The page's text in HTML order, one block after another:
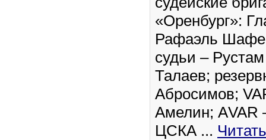
«Оренбург»:
Рафаэль
судьи –
Талаев;
Абросимов;
Амелин; АVAR
ЦСКА ...